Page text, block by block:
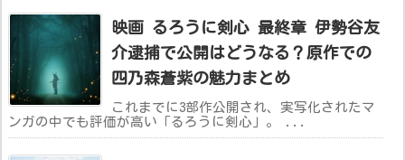
映画 るろうに剣心 最終章 伊勢谷友
介逮捕で公開はどうなる？原作での
四乃森蒼紫の魅力まとめ
これまでに3部作公開され、実写化されたマ
ンガの中でも評価が高い「るろうに剣心」。 ...